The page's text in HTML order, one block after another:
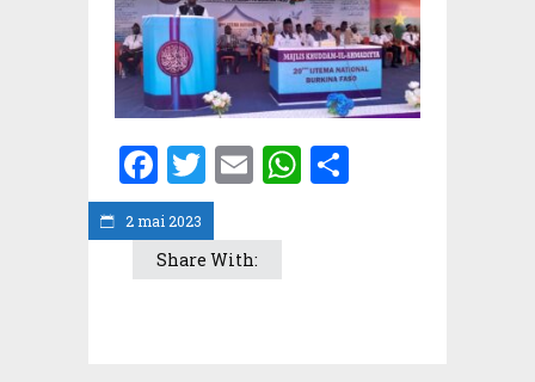
2 mai 2023
Facebook
Twitter
EmailWhatsApp
Share With: